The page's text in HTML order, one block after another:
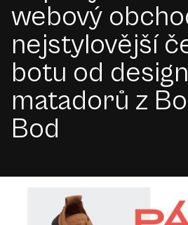
webový
nejstylovější
botu od
matadorů z
Bod